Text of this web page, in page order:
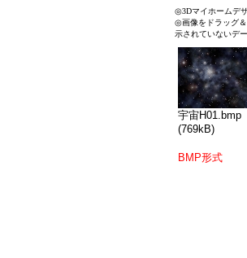
◎3Dマイホームデ
◎画像をドラッグ
示されていないデ
宇宙H01.bmp
(769kB)
BMP形式